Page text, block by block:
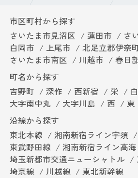
市区町村から探す
さいたま市見沼区
蓮田市
さ
白岡市
上尾市 北足立郡伊奈
さいたま市南区
川越市
春日
町名から探す
吉野町
深作 西新宿 栄
大字南中丸
大字川島 西 東
沿線から探す
東北本線
湘南新宿ライン宇須
東武野田線
湘南新宿ライン高海
埼玉新都市交通ニューシャトル
埼京線
川越線
東北新幹線